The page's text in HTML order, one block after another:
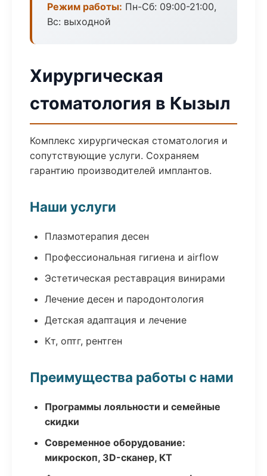
Режим работы: Пн-Сб: 09:00-21:00,
Вс: выходной
Хирургическая
стоматология в Кызыл
Комплекс хирургическая стоматология и
сопутствующие услуги. Сохраняем
гарантию производителей имплантов.
Наши услуги
Плазмотерапия десен
Профессиональная гигиена и airflow
Эстетическая реставрация винирами
Лечение десен и пародонтология
Детская адаптация и лечение
Кт, оптг, рентген
Преимущества работы с нами
Программы лояльности и семейные
скидки
Современное оборудование:
микроскоп, 3D-сканер, КТ